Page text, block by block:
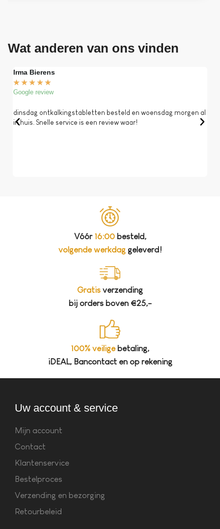
Wat anderen van ons vinden
Irma Bierens
★ ★ ★ ★ ★
Google review
dinsdag ontkalkingstabletten besteld en woensdag morgen al
in huis. Snelle service is een review waar!
Vóór 16:00besteld,
volgende werkdaggeleverd!
Gratis verzending
bij orders boven €25,-
100% veiligebetaling,
iDEAL, Bancontact en op rekening
Uw account & service
Mijn account
Contact
Klantenservice
Bestelproces
Verzending en bezorging
Retourbeleid